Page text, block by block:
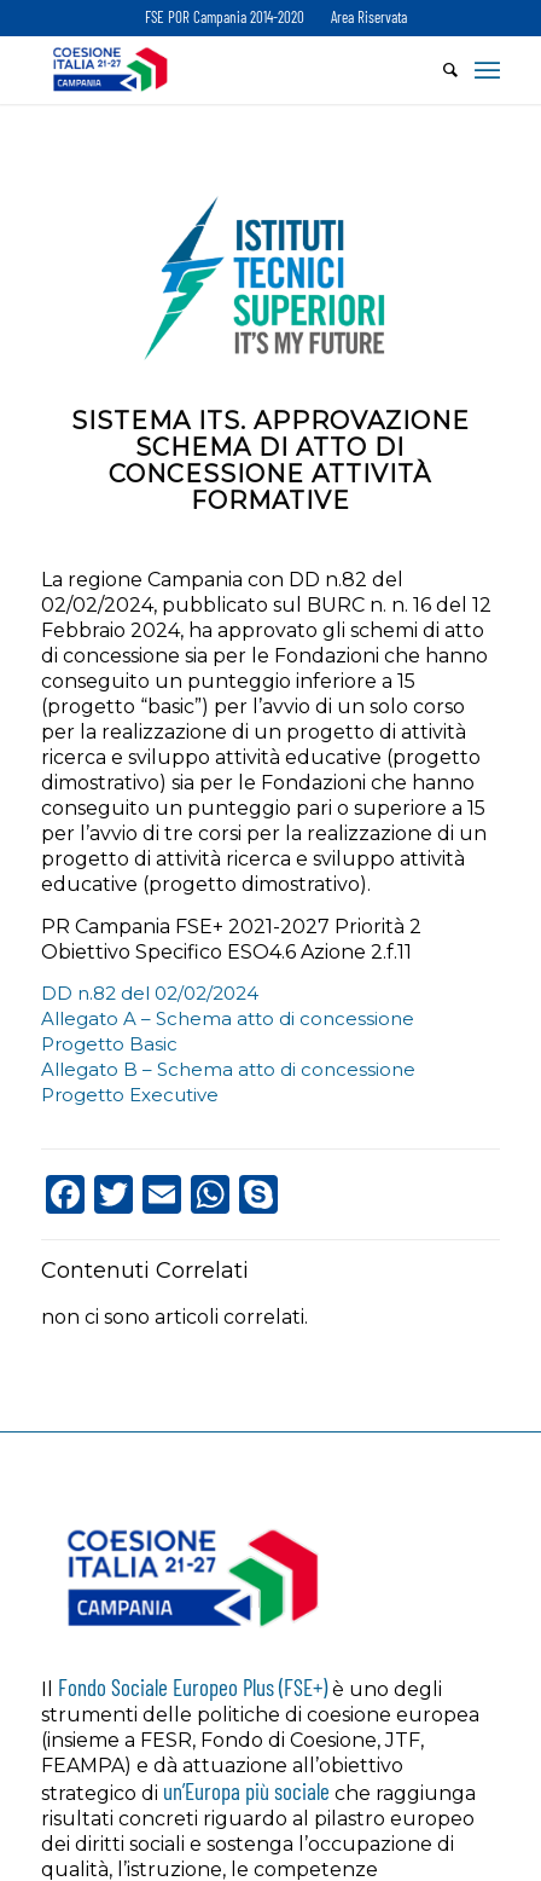
FSE POR Campania 2014-2020 Area Riservata
SISTEMA ITS. APPROVAZIONE
SCHEMA DI ATTO DI
CONCESSIONE ATTIVITÀ
FORMATIVE
La regione Campania con DD n.82 del
02/02/2024, pubblicato sul BURC n. n. 16 del 12
Febbraio 2024, ha approvato gli schemi di atto
di concessione sia per le Fondazioni che hanno
conseguito un punteggio inferiore a 15
(progetto “basic”) per l’avvio di un solo corso
per la realizzazione di un progetto di attività
ricerca e sviluppo attività educative (progetto
dimostrativo) sia per le Fondazioni che hanno
conseguito un punteggio pari o superiore a 15
per l’avvio di tre corsi per la realizzazione di un
progetto di attività ricerca e sviluppo attività
educative (progetto dimostrativo).
PR Campania FSE+ 2021-2027 Priorità 2
Obiettivo Specifico ESO4.6 Azione 2.f.11
DD n.82 del 02/02/2024
Allegato A – Schema atto di concessione
Progetto Basic
Allegato B – Schema atto di concessione
Progetto Executive
Facebook
Twitter Email WhatsApp
Contenuti Correlati
non ci sono articoli correlati.
Il Fondo Sociale Europeo Plus (FSE+)è uno degli
strumenti delle politiche di coesione europea
(insieme a FESR, Fondo di Coesione, JTF,
FEAMPA) e dà attuazione all’obiettivo
strategico di un’Europa più sociale che raggiunga
risultati concreti riguardo al pilastro europeo
dei diritti sociali e sostenga l’occupazione di
qualità, l’istruzione, le competenze